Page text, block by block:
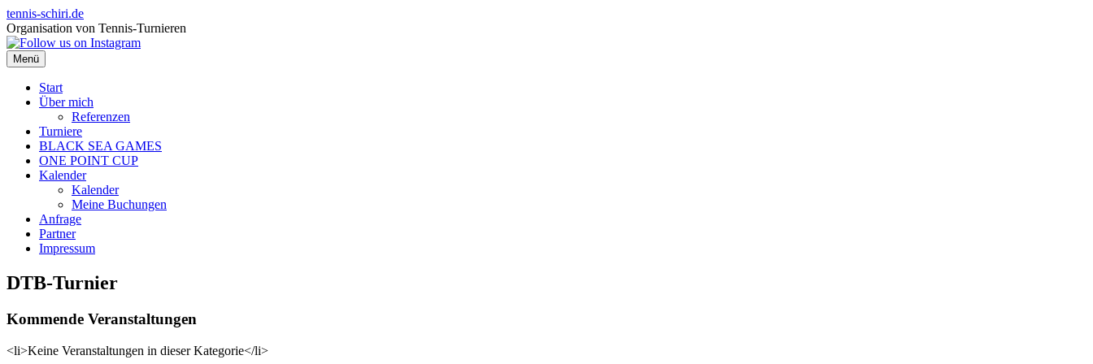
Zum
Inhalt
springen
tennis-schiri.de
Organisation von Tennis-Turnieren
Menü
Start
Über mich
Referenzen
Turniere
BLACK SEA GAMES
ONE POINT CUP
Kalender
Kalender
Meine Buchungen
Anfrage
Partner
Impressum
DTB-Turnier
Kommende Veranstaltungen
<li>Keine Veranstaltungen in dieser Kategorie</li>